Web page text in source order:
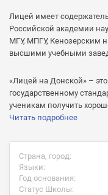
Лицей имеет
Российской академии
МГУ, МПГУ, Кенозерским
высшими учебными
«Лицей на Донской» –
государственному
ученикам получить
Читать подробнее
Страна, город:
Языки:
Год основания:
Статус Школы:
Нажимая на
Нажимая на
на